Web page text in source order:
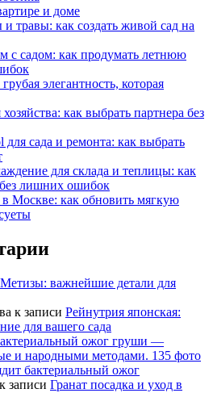
и доме
травы: как создать живой сад на
с садом: как продумать летнюю
элегантность, которая
как выбрать партнера без
сада и ремонта: как выбрать
для склада и теплицы: как
лишних ошибок
Москве: как обновить мягкую
Метизы: важнейшие детали для
к записи Рейнутрия японская:
для вашего сада
ожог груши —
и народными методами. 135 фото
бактериальный ожог
к записи Гранат посадка и уход в